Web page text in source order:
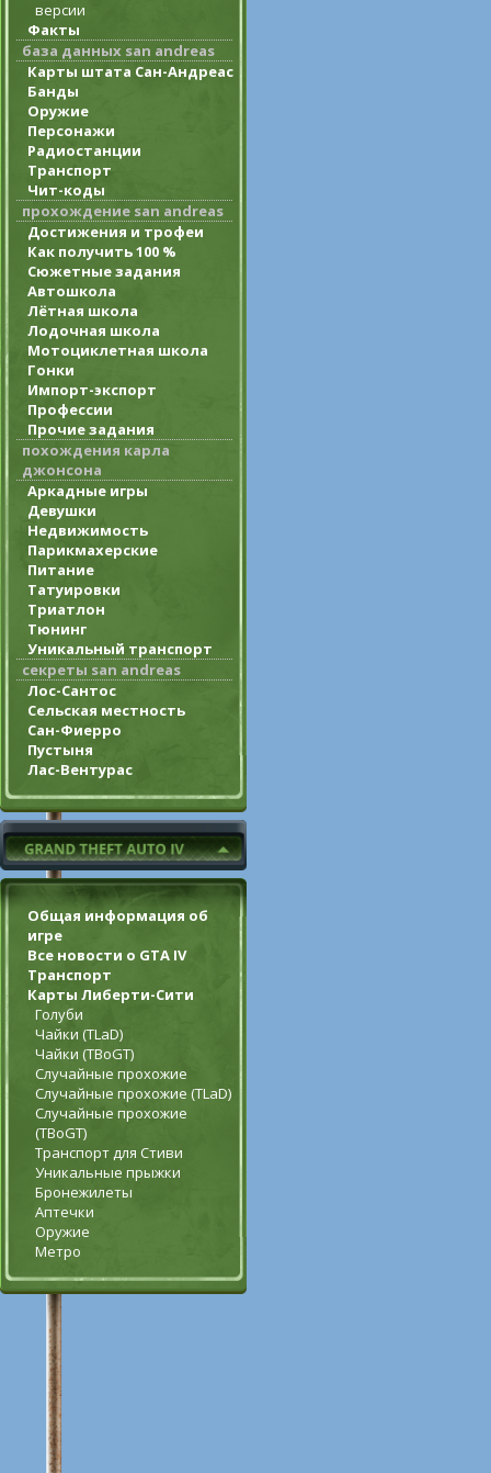
версии
Факты
база данных san andreas
Карты штата Сан-Андреас
Банды
Оружие
Персонажи
Радиостанции
Транспорт
Чит-коды
прохождение san andreas
Достижения и трофеи
Как получить 100 %
Сюжетные задания
Автошкола
Лётная школа
Лодочная школа
Мотоциклетная школа
Гонки
Импорт-экспорт
Профессии
Прочие задания
похождения карла
джонсона
Аркадные игры
Девушки
Недвижимость
Парикмахерские
Питание
Татуировки
Триатлон
Тюнинг
Уникальный транспорт
секреты san andreas
Лос-Сантос
Сельская местность
Сан-Фиерро
Пустыня
Лас-Вентурас
Общая информация об
игре
Все новости о GTA IV
Транспорт
Карты Либерти-Сити
Голуби
Чайки (TLaD)
Чайки (TBoGT)
Случайные прохожие
Случайные прохожие (TLaD)
Случайные прохожие
(TBoGT)
Транспорт для Стиви
Уникальные прыжки
Бронежилеты
Аптечки
Оружие
Метро